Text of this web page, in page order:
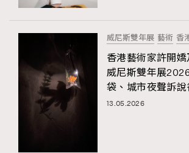
威尼斯雙年展 藝術 香
香港藝術家許開
威尼斯雙年展
袋、城市夜聲訴說
13.05.2026